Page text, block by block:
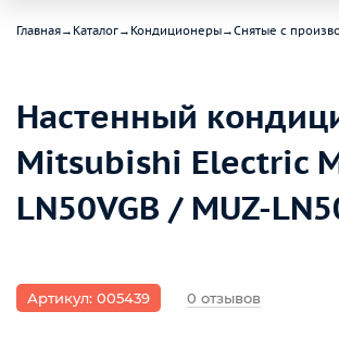
Главная→ Каталог→ Кондиционеры→Снятые с
Настенный
Mitsubishi Electric
LN50VGB / MUZ-
Артикул: 005439 0 отзывов